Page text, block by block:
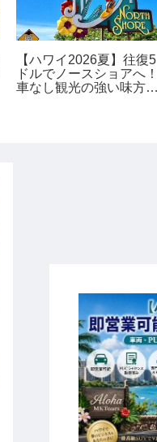
【ハワイ2026夏】往復5
ドルでノースショアへ！
車なし観光の強い味方